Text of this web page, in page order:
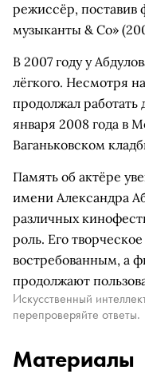
режиссёр,
музыканты & Co»
В 2007 году у
лёгкого. Несмотря
продолжал работать
января 2008 года в
Ваганьковском
Память об актёре
имени Александра
различных
роль. Его
востребованным, а
продолжают
Искусственный
перепроверяйте ответы.
Материалы